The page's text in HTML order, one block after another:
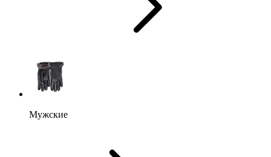
Мужские